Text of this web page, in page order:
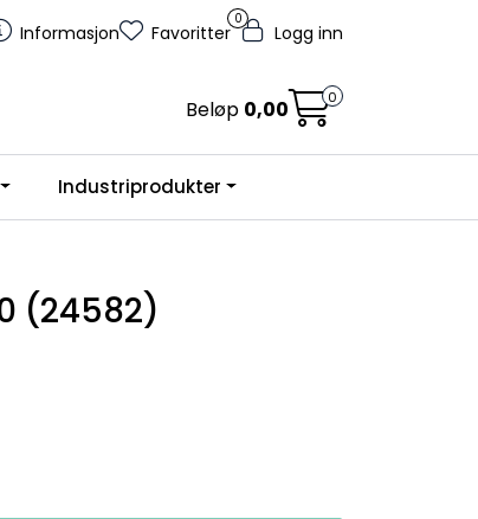
Informasjon
0
Favoritter Logg inn
Beløp 0,00 0
Industriprodukter
(24582)